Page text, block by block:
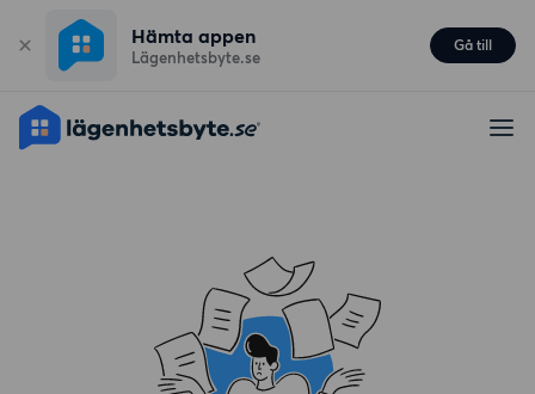
Hämta appen
Lägenhetsbyte.se
Gå till